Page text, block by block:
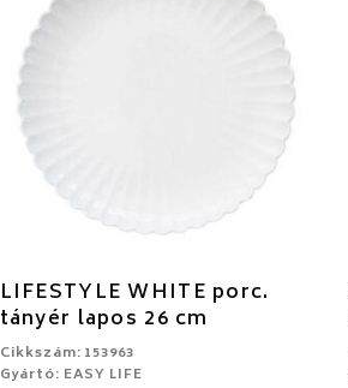
LIFESTYLE WHITE porc.
tányér lapos 26 cm
Cikkszám: 153963
Gyártó: EASY LIFE